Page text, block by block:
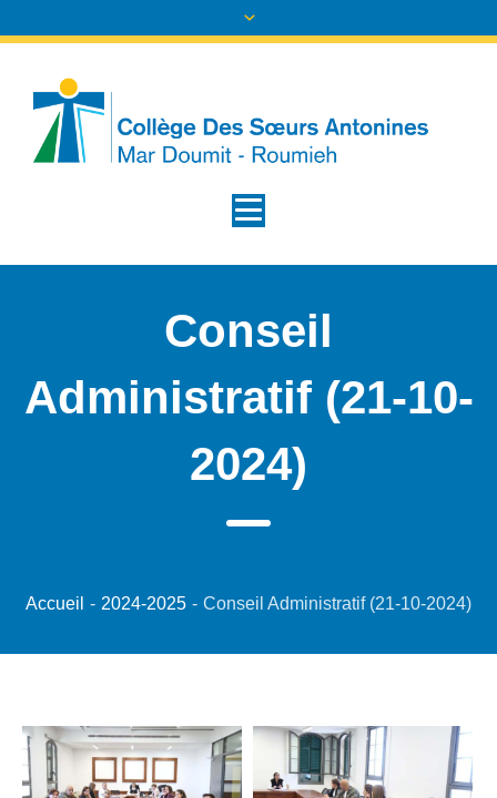
Conseil
Administratif (21-10-
2024)
Accueil - 2024-2025 - Conseil Administratif (21-10-2024)